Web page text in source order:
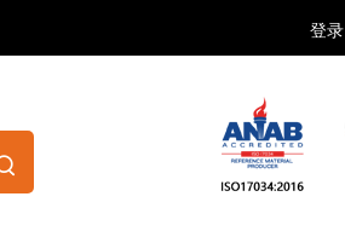
登录